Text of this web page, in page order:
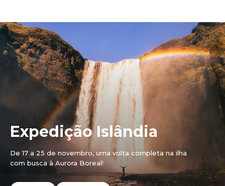
Expedição Islândia
De 17 a 25 de novembro, uma volta completa na ilha
com busca à Aurora Boreal!